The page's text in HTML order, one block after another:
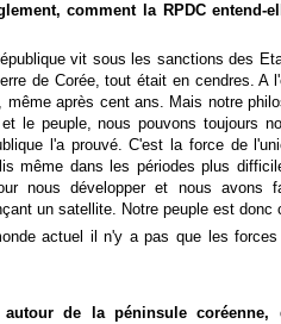
comment la RPDC
vit sous les sanctions des
de Corée, tout était en cendres. A
même après cent ans. Mais notre
le peuple, nous pouvons toujours
l'a prouvé. C'est la force de
même dans les périodes plus
nous développer et nous avons
un satellite. Notre peuple est donc
actuel il n'y a pas que les
de la péninsule